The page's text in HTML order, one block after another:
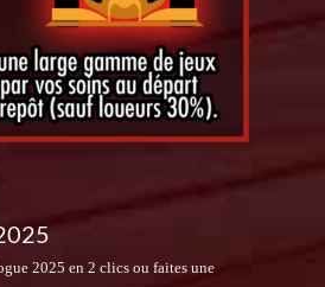
2025 en 2 clics ou faites une